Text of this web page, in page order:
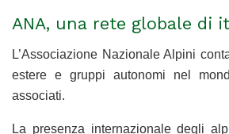
ANA, una rete globale di
L’Associazione Nazionale Alpini
estere e gruppi autonomi nel
associati.
La presenza internazionale degli